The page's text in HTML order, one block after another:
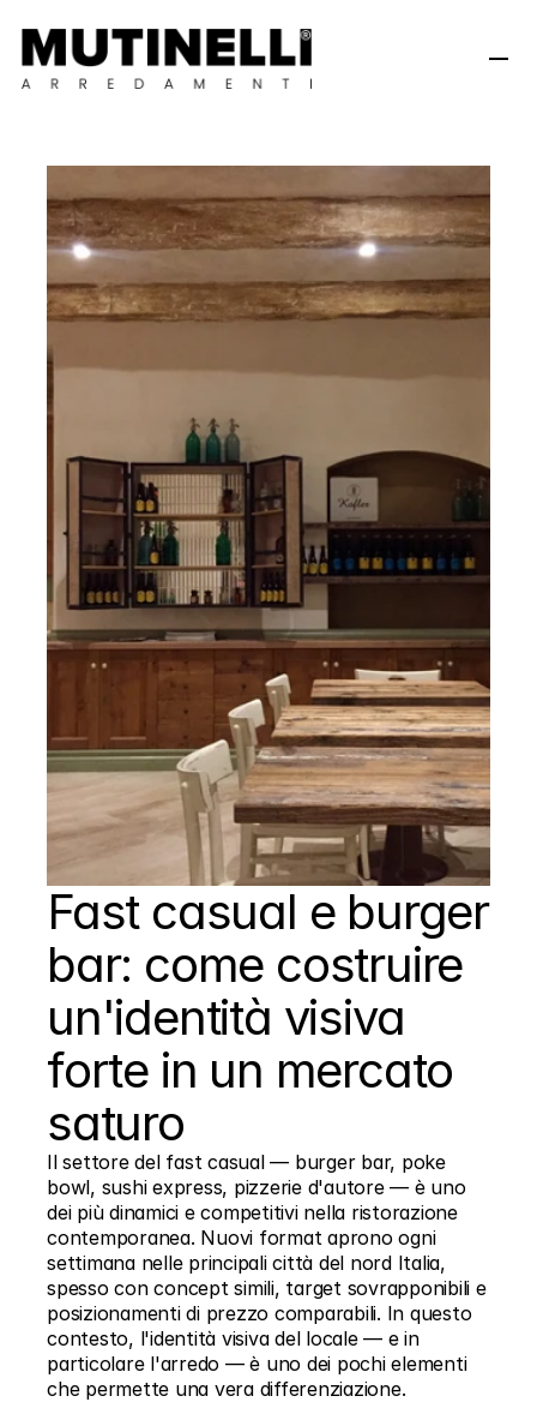
Fast casual e burger
bar: come costruire
un'identità visiva
forte in un mercato
saturo
Il settore del fast casual — burger bar, poke
bowl, sushi express, pizzerie d'autore — è uno
dei più dinamici e competitivi nella ristorazione
contemporanea. Nuovi format aprono ogni
settimana nelle principali città del nord Italia,
spesso con concept simili, target sovrapponibili e
posizionamenti di prezzo comparabili. In questo
contesto, l'identità visiva del locale — e in
particolare l'arredo — è uno dei pochi elementi
che permette una vera differenziazione.
La nostra sede si sviluppa su un'ampia
superficie di 2000 mq, progettata per
ottimizzare l’intero ciclo produttivo.
Primo Piano: Amministrazione, ufficio tecnico,
materioteca e area lavorazione del tranciato.
Piano Terra:
  Produzione, verniciatura e
premontaggio.